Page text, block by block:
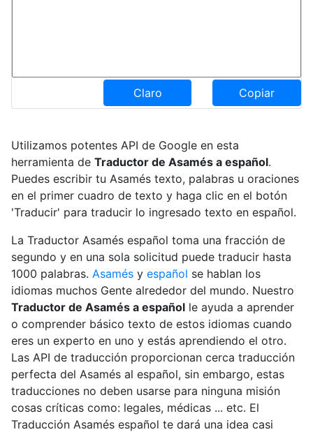
Claro Copiar
Utilizamos potentes API de Google en esta
herramienta de Traductor de Asamés a español.
Puedes escribir tu Asamés texto, palabras u oraciones
en el primer cuadro de texto y haga clic en el botón
'Traducir' para traducir lo ingresado texto en español.
La Traductor Asamés español toma una fracción de
segundo y en una sola solicitud puede traducir hasta
1000 palabras. Asamésy español se hablan los
idiomas muchos Gente alrededor del mundo. Nuestro
Traductor de Asamés a españolle ayuda a aprender
o comprender básico texto de estos idiomas cuando
eres un experto en uno y estás aprendiendo el otro.
Las API de traducción proporcionan cerca traducción
perfecta del Asamés al español, sin embargo, estas
traducciones no deben usarse para ninguna misión
cosas críticas como: legales, médicas ... etc. El
Traducción Asamés español te dará una idea casi